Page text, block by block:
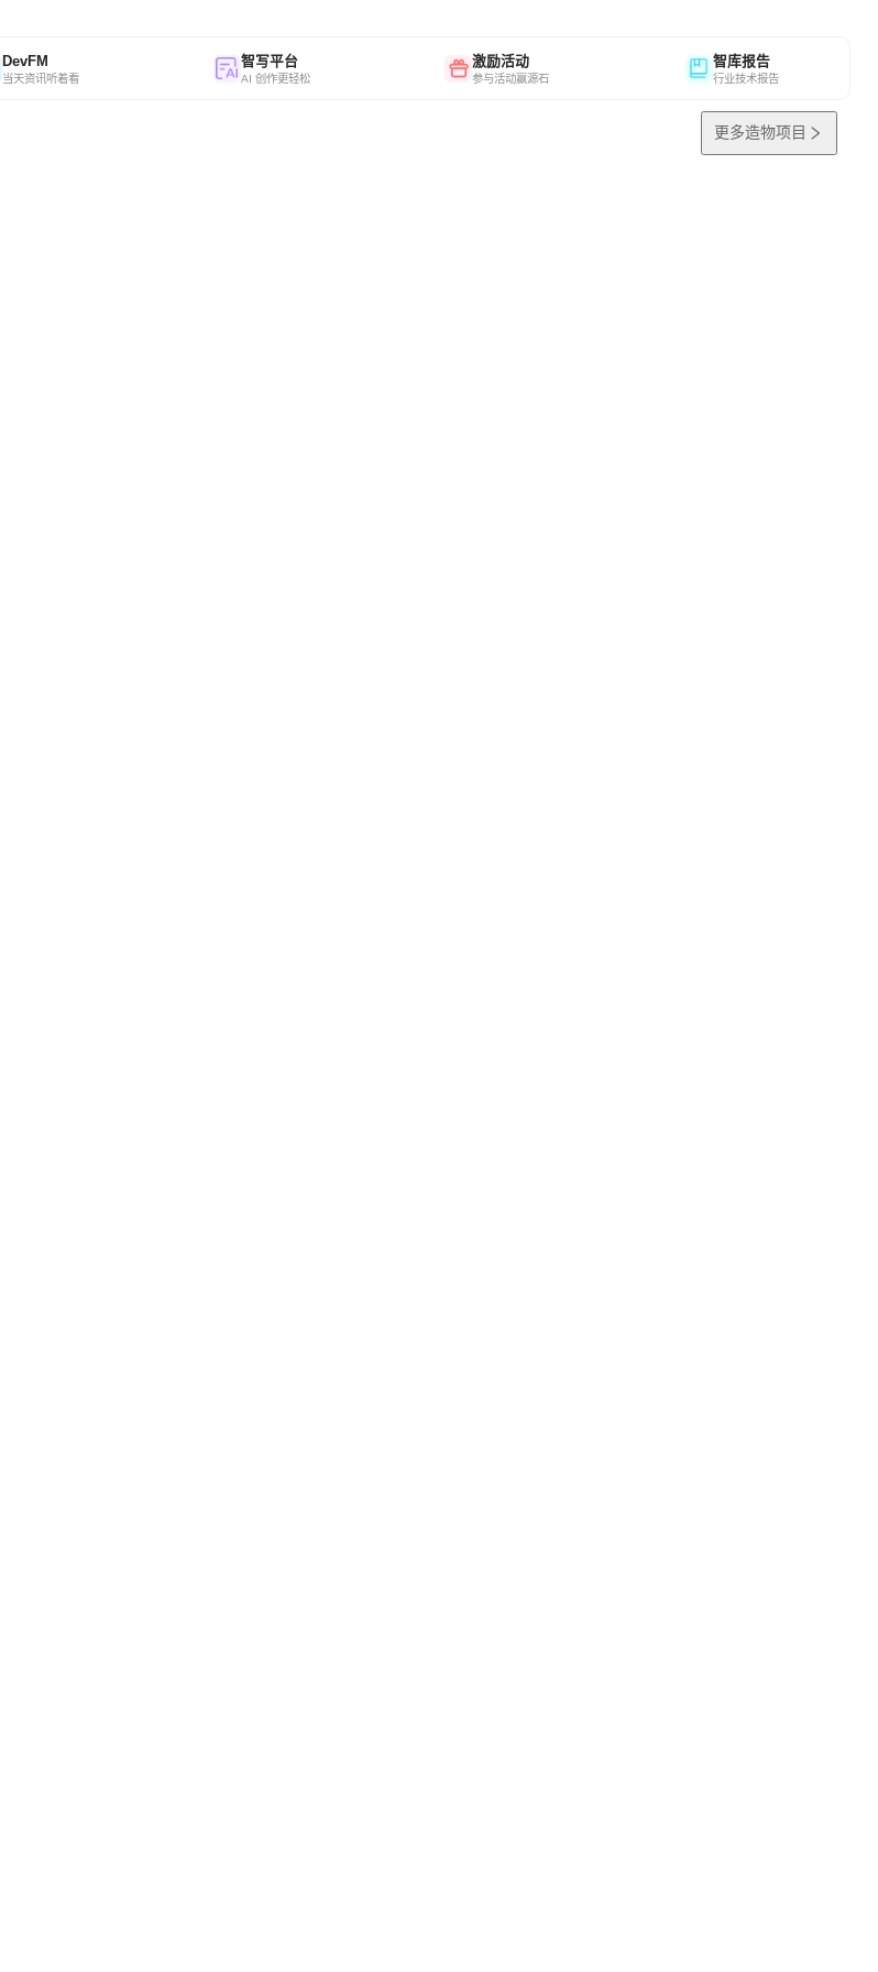
DevFM
当天资讯听着看
智写平台
AI 创作更轻松
激励活动
参与活动赢源石
智库报告
行业技术报告
更多造物项目